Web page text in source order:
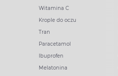
Witamina C
Krople do oczu
Tran
Paracetamol
Ibuprofen
Melatonina